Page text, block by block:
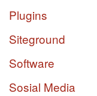
Plugins
Siteground
Software
Sosial Media